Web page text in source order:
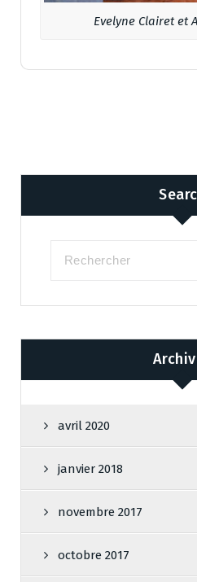
Evelyne Clairet et
avril 2020
janvier 2018
novembre 2017
octobre 2017